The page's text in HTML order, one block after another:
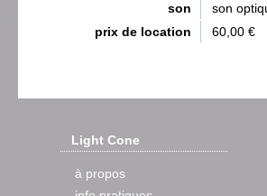
son
son
prix de location
60,00 €
Light Cone
à propos